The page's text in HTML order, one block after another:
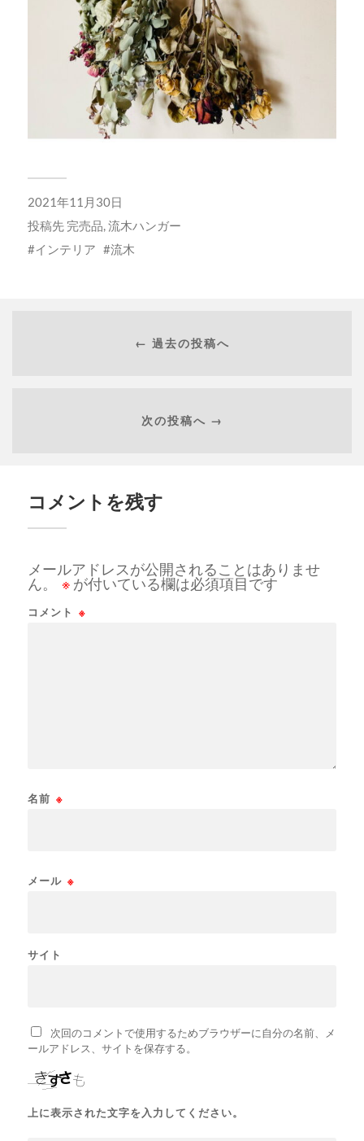
2021年11月30日
投稿先 完売品,流木ハンガー
インテリア
流木
← 過去の投稿へ
次の投稿へ →
コメントを残す
メールアドレスが公開されることはありませ
ん。
※ が付いている欄は必須項目です
コメント ※
名前 ※
メール ※
サイト
次回のコメントで使用するためブラウザーに自分の名前、メ
ールアドレス、サイトを保存する。
上に表示された文字を入力してください。